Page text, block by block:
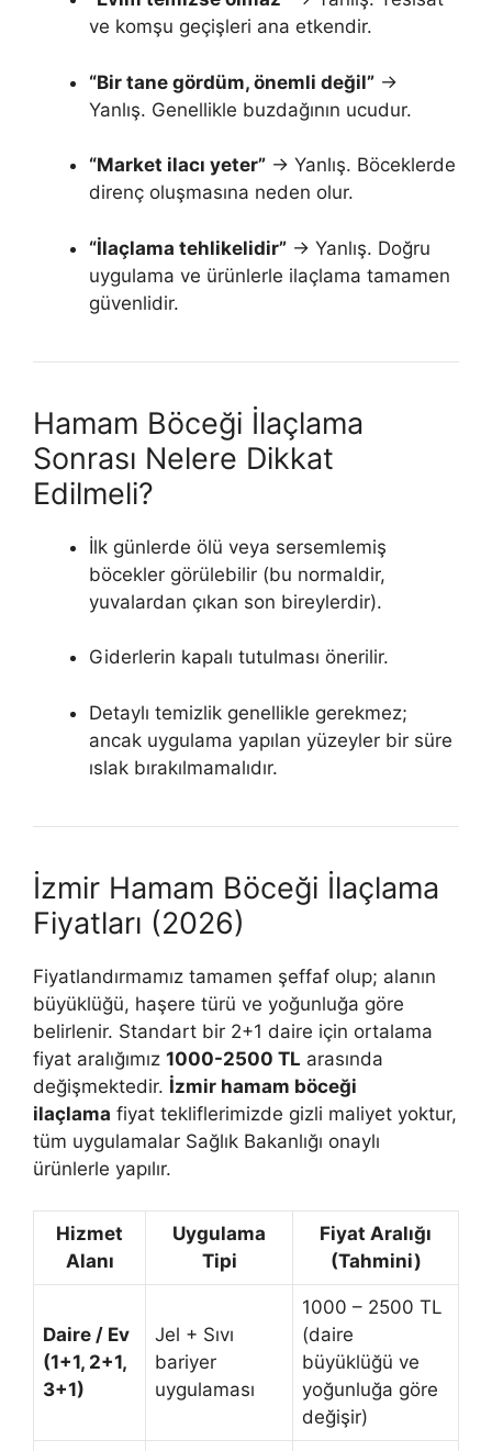
ve komşu geçişleri ana etkendir.
“Bir tane gördüm, önemli değil” →
Yanlış. Genellikle buzdağının ucudur.
“Market ilacı yeter” → Yanlış. Böceklerde
direnç oluşmasına neden olur.
“İlaçlama tehlikelidir” → Yanlış. Doğru
uygulama ve ürünlerle ilaçlama tamamen
güvenlidir.
Hamam Böceği İlaçlama
Sonrası Nelere Dikkat
Edilmeli?
İlk günlerde ölü veya sersemlemiş
böcekler görülebilir (bu normaldir,
yuvalardan çıkan son bireylerdir).
Giderlerin kapalı tutulması önerilir.
Detaylı temizlik genellikle gerekmez;
ancak uygulama yapılan yüzeyler bir süre
ıslak bırakılmamalıdır.
İzmir Hamam Böceği İlaçlama
Fiyatları (2026)
Fiyatlandırmamız tamamen şeffaf olup; alanın
büyüklüğü, haşere türü ve yoğunluğa göre
belirlenir. Standart bir 2+1 daire için ortalama
fiyat aralığımız 1000-2500 TL arasında
değişmektedir. İzmir hamam böceği
ilaçlama fiyat tekliflerimizde gizli maliyet yoktur,
tüm uygulamalar Sağlık Bakanlığı onaylı
ürünlerle yapılır.
Hizmet
Alanı
Uygulama
Tipi
Fiyat Aralığı
(Tahmini)
Daire / Ev
(1+1, 2+1,
3+1)
Jel + Sıvı
bariyer
uygulaması
1000 – 2500 TL
(daire
büyüklüğü ve
yoğunluğa göre
değişir)